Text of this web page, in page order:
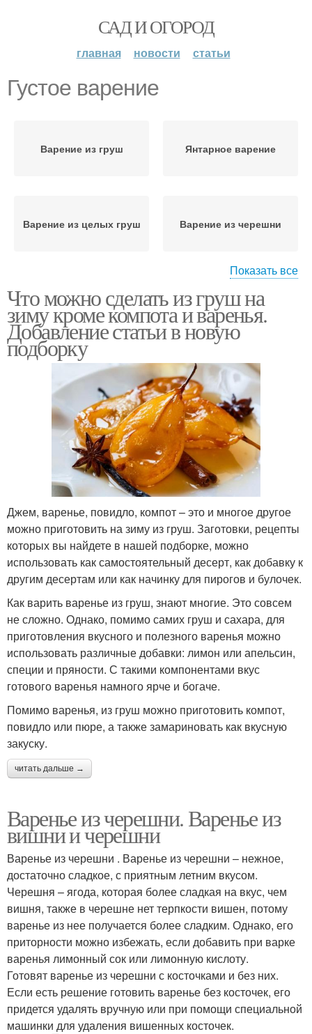
САД И ОГОРОД
главная новости статьи
Густое варение
Варение из груш Янтарное варение
Варение из целых груш Варение из черешни
Варение из вишни Желейное варение
Густой конфитюр Правильное варение
Вишневое варение
Показать все
Что можно сделать из груш на
зиму кроме компота и варенья.
Добавление статьи в новую
подборку
Джем, варенье, повидло, компот – это и многое другое
можно приготовить на зиму из груш. Заготовки, рецепты
которых вы найдете в нашей подборке, можно
использовать как самостоятельный десерт, как добавку к
другим десертам или как начинку для пирогов и булочек.
Как варить варенье из груш, знают многие. Это совсем
не сложно. Однако, помимо самих груш и сахара, для
приготовления вкусного и полезного варенья можно
использовать различные добавки: лимон или апельсин,
специи и пряности. С такими компонентами вкус
готового варенья намного ярче и богаче.
Помимо варенья, из груш можно приготовить компот,
повидло или пюре, а также замариновать как вкусную
закуску.
читать дальше →
Варенье из черешни. Варенье из
вишни и черешни
Варенье из черешни . Варенье из черешни – нежное,
достаточно сладкое, с приятным летним вкусом.
Черешня – ягода, которая более сладкая на вкус, чем
вишня, также в черешне нет терпкости вишен, потому
варенье из нее получается более сладким. Однако, его
приторности можно избежать, если добавить при варке
варенья лимонный сок или лимонную кислоту.
Готовят варенье из черешни с косточками и без них.
Если есть решение готовить варенье без косточек, его
придется удалять вручную или при помощи специальной
машинки для удаления вишенных косточек.